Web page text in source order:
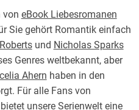
von eBook Liebesromanen
Sie gehört Romantik einfach
und Nicholas Sparks
Genres weltbekannt, aber
Ahern haben in den
Für alle Fans von
unsere Serienwelt eine